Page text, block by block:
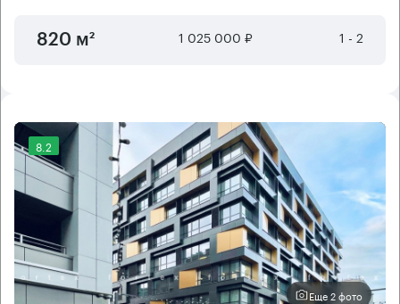
820 м² 1 025 000 ₽ 1 - 2
8.2
Еще 2 фото